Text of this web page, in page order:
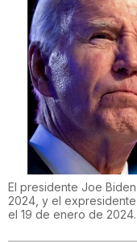
El presidente Joe
2024, y el
el 19 de enero de 2024.